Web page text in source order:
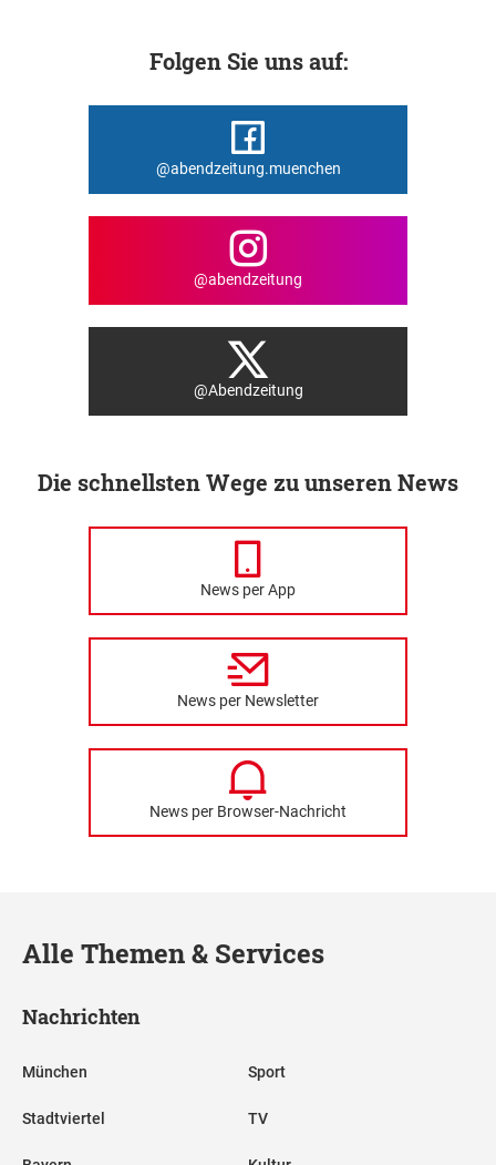
Folgen Sie uns auf:
@abendzeitung.muenchen
@abendzeitung
@Abendzeitung
Die schnellsten Wege zu unseren News
News per App
News per Newsletter
News per Browser-Nachricht
Alle Themen & Services
Nachrichten
München
Stadtviertel
Sport
TV